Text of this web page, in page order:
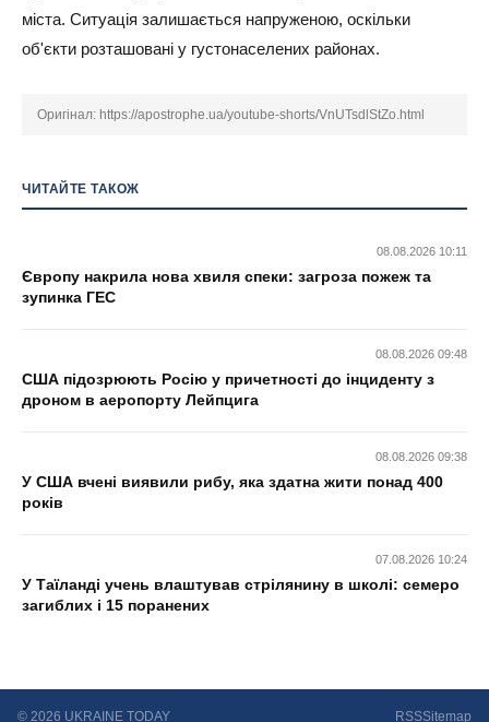
міста. Ситуація залишається напруженою, оскільки
об'єкти розташовані у густонаселених районах.
Оригінал: https://apostrophe.ua/youtube-shorts/VnUTsdlStZo.html
ЧИТАЙТЕ ТАКОЖ
08.08.2026 10:11
Європу накрила нова хвиля спеки: загроза пожеж та
зупинка ГЕС
08.08.2026 09:48
США підозрюють Росію у причетності до інциденту з
дроном в аеропорту Лейпцига
08.08.2026 09:38
У США вчені виявили рибу, яка здатна жити понад 400
років
07.08.2026 10:24
У Таїланді учень влаштував стрілянину в школі: семеро
загиблих і 15 поранених
© 2026 UKRAINE TODAY RSSSitemap